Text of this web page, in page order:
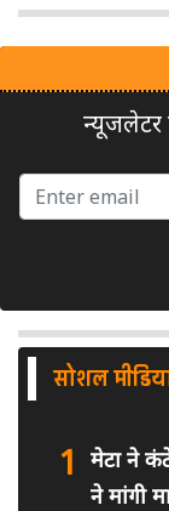
न्यूजलेटर
सोशल
1
मेटा ने
ने मांगी